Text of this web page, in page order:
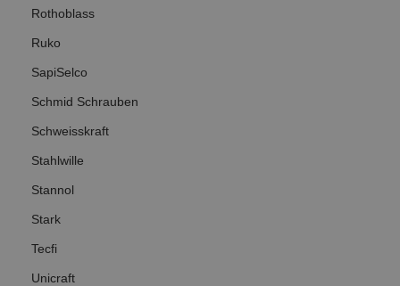
Rothoblass
Ruko
SapiSelco
Schmid Schrauben
Schweisskraft
Stahlwille
Stannol
Stark
Tecfi
Unicraft